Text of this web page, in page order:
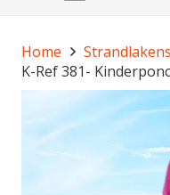
Home
Strandlakens
K-Ref 381-